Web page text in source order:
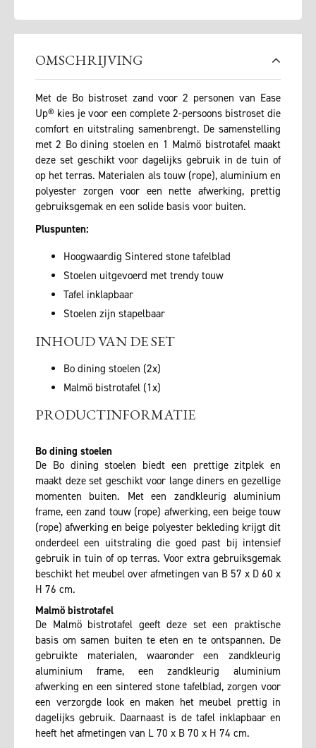
OMSCHRIJVING
Met de Bo bistroset zand voor 2 personen van Ease
Up® kies je voor een complete 2-persoons bistroset die
comfort en uitstraling samenbrengt. De samenstelling
met 2 Bo dining stoelen en 1 Malmö bistrotafel maakt
deze set geschikt voor dagelijks gebruik in de tuin of
op het terras. Materialen als touw (rope), aluminium en
polyester zorgen voor een nette afwerking, prettig
gebruiksgemak en een solide basis voor buiten.
Pluspunten:
Hoogwaardig Sintered stone tafelblad
Stoelen uitgevoerd met trendy touw
Tafel inklapbaar
Stoelen zijn stapelbaar
INHOUD VAN DE SET
Bo dining stoelen (2x)
Malmö bistrotafel (1x)
PRODUCTINFORMATIE
Bo dining stoelen
De Bo dining stoelen biedt een prettige zitplek en
maakt deze set geschikt voor lange diners en gezellige
momenten buiten. Met een zandkleurig aluminium
frame, een zand touw (rope) afwerking, een beige touw
(rope) afwerking en beige polyester bekleding krijgt dit
onderdeel een uitstraling die goed past bij intensief
gebruik in tuin of op terras. Voor extra gebruiksgemak
beschikt het meubel over afmetingen van B 57 x D 60 x
H 76 cm.
Malmö bistrotafel
De Malmö bistrotafel geeft deze set een praktische
basis om samen buiten te eten en te ontspannen. De
gebruikte materialen, waaronder een zandkleurig
aluminium frame, een zandkleurig aluminium
afwerking en een sintered stone tafelblad, zorgen voor
een verzorgde look en maken het meubel prettig in
dagelijks gebruik. Daarnaast is de tafel inklapbaar en
heeft het afmetingen van L 70 x B 70 x H 74 cm.